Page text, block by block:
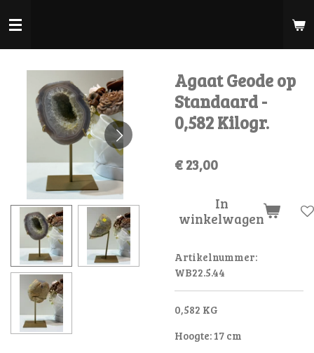
direct
Agaat Geode op
Standaard -
0,582 Kilogr.
€ 23,00
In
winkelwagen
Artikelnummer:
WB22.5.44
0,582 KG
Hoogte: 17 cm